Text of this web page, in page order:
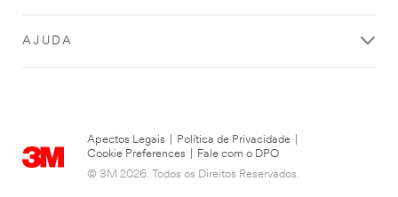
AJUDA
Apectos Legais Política de Privacidade
Cookie Preferences
Fale com o DPO
© 3M 2026. Todos os Direitos Reservados.